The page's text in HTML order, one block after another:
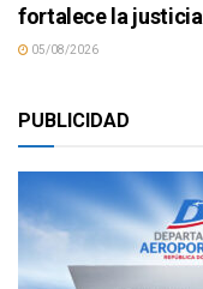
fortalece la justicia
05/08/2026
PUBLICIDAD